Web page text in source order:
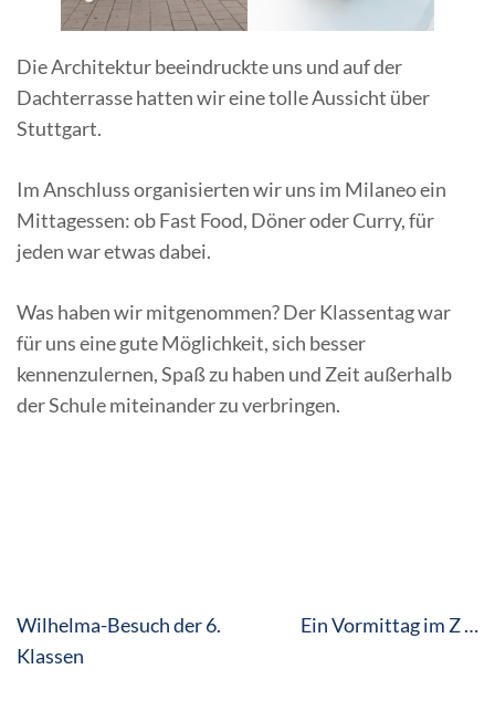
Die Architektur beeindruckte uns und auf der
Dachterrasse hatten wir eine tolle Aussicht über
Stuttgart.
Im Anschluss organisierten wir uns im Milaneo ein
Mittagessen: ob Fast Food, Döner oder Curry, für
jeden war etwas dabei.
Was haben wir mitgenommen? Der Klassentag war
für uns eine gute Möglichkeit, sich besser
kennenzulernen, Spaß zu haben und Zeit außerhalb
der Schule miteinander zu verbringen.
Beitragsnavigation
Wilhelma-Besuch der 6.
Klassen
Ein Vormittag im Z …